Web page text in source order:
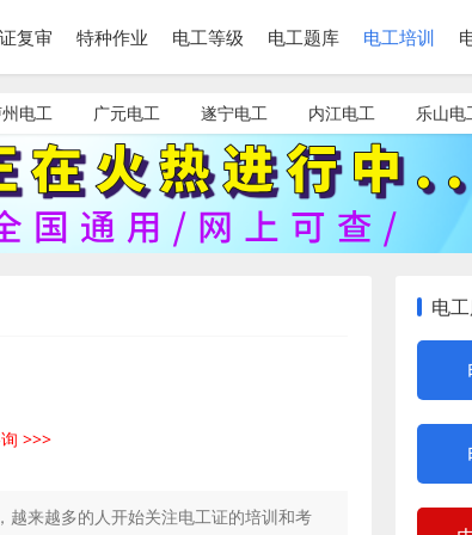
复审 特种作业 电工等级 电工题库 电工培训
电工 广元电工 遂宁电工 内江电工 乐山电
>>>
来越多的人开始关注电工证的培训和考
电